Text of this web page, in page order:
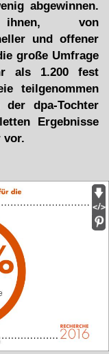
abgewinnen.
von
und offener
große Umfrage
als 1.200 fest
teilgenommen
dpa-Tochter
Ergebnisse
vor.